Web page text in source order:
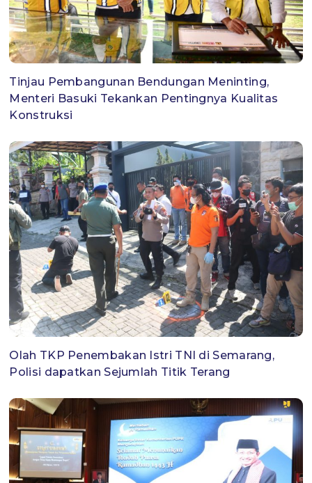
Tinjau Pembangunan Bendungan Meninting,
Menteri Basuki Tekankan Pentingnya Kualitas
Konstruksi
Olah TKP Penembakan Istri TNI di Semarang,
Polisi dapatkan Sejumlah Titik Terang